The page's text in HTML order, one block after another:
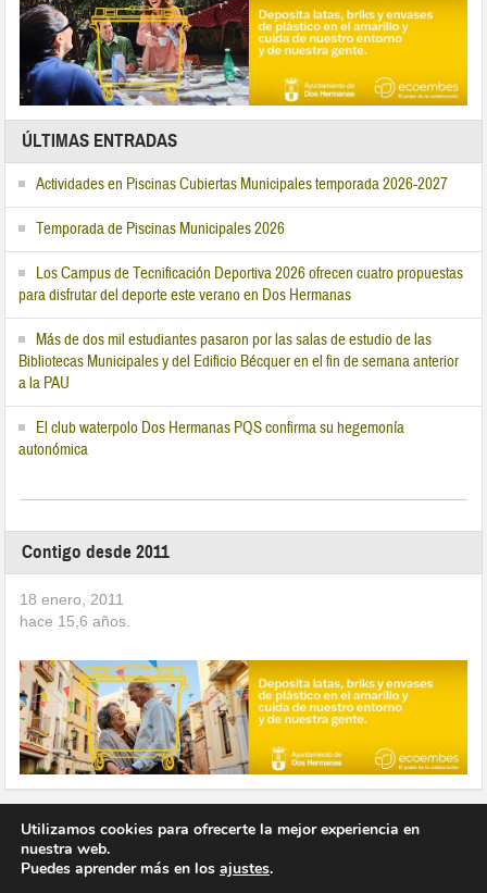
ÚLTIMAS ENTRADAS
Actividades en Piscinas Cubiertas Municipales temporada 2026-2027
Temporada de Piscinas Municipales 2026
Los Campus de Tecnificación Deportiva 2026 ofrecen cuatro propuestas
para disfrutar del deporte este verano en Dos Hermanas
Más de dos mil estudiantes pasaron por las salas de estudio de las
Bibliotecas Municipales y del Edificio Bécquer en el fin de semana anterior
a la PAU
El club waterpolo Dos Hermanas PQS confirma su hegemonía
autonómica
Contigo desde 2011
18 enero, 2011
hace 15,6 años.
Utilizamos cookies para ofrecerte la mejor experiencia en
nuestra web.
Puedes aprender más en los ajustes.